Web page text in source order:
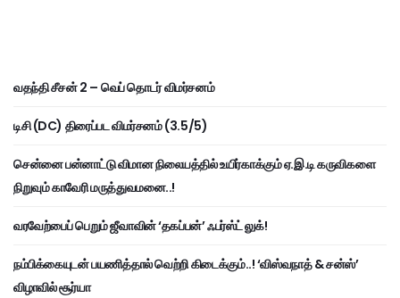
வதந்தி சீசன் 2 – வெப் தொடர் விமர்சனம்
டிசி (DC) திரைப்பட விமர்சனம் (3.5/5)
சென்னை பன்னாட்டு விமான நிலையத்தில் உயிர்காக்கும் ஏ.இ.டி கருவிகளை
நிறுவும் காவேரி மருத்துவமனை..!
வரவேற்பைப் பெறும் ஜீவாவின் ‘தகப்பன்’ ஃபர்ஸ்ட் லுக்!
நம்பிக்கையுடன் பயணித்தால் வெற்றி கிடைக்கும்..! ‘விஸ்வநாத் & சன்ஸ்’
விழாவில் சூர்யா